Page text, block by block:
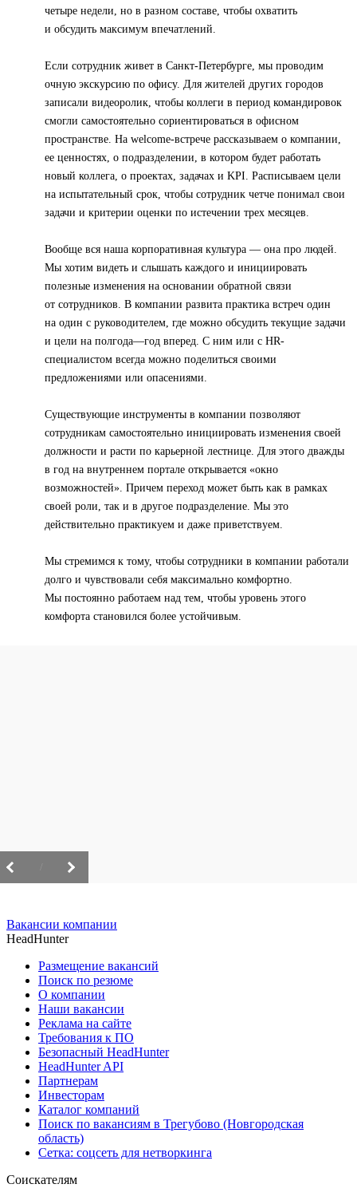
четыре недели, но в разном составе, чтобы охватить
и обсудить максимум впечатлений.
Если сотрудник живет в Санкт-Петербурге, мы проводим
очную экскурсию по офису. Для жителей других городов
записали видеоролик, чтобы коллеги в период командировок
смогли самостоятельно сориентироваться в офисном
пространстве. На welcome-встрече рассказываем о компании,
ее ценностях, о подразделении, в котором будет работать
новый коллега, о проектах, задачах и KPI. Расписываем цели
на испытательный срок, чтобы сотрудник четче понимал свои
задачи и критерии оценки по истечении трех месяцев.
Вообще вся наша корпоративная культура — она про людей.
Мы хотим видеть и слышать каждого и инициировать
полезные изменения на основании обратной связи
от сотрудников. В компании развита практика встреч один
на один с руководителем, где можно обсудить текущие задачи
и цели на полгода—год вперед. С ним или с HR-
специалистом всегда можно поделиться своими
предложениями или опасениями.
Существующие инструменты в компании позволяют
сотрудникам самостоятельно инициировать изменения своей
должности и расти по карьерной лестнице. Для этого дважды
в год на внутреннем портале открывается «окно
возможностей». Причем переход может быть как в рамках
своей роли, так и в другое подразделение. Мы это
действительно практикуем и даже приветствуем.
Мы стремимся к тому, чтобы сотрудники в компании работали
долго и чувствовали себя максимально комфортно.
Мы постоянно работаем над тем, чтобы уровень этого
комфорта становился более устойчивым.
Вакансии компании
HeadHunter
Размещение вакансий
Поиск по резюме
О компании
Наши вакансии
Реклама на сайте
Требования к ПО
Безопасный HeadHunter
HeadHunter API
Партнерам
Инвесторам
Каталог компаний
Поиск по вакансиям в Трегубово (Новгородская
область)
Сетка: соцсеть для нетворкинга
Соискателям